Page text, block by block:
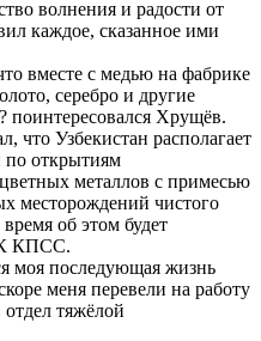
волнения и радости от
каждое, сказанное ими
вместе с медью на фабрике
серебро и другие
поинтересовался Хрущёв.
что Узбекистан располагает
открытиям
металлов с примесью
месторождений чистого
об этом будет
КПСС.
моя последующая жизнь
меня перевели на работу
тяжёлой